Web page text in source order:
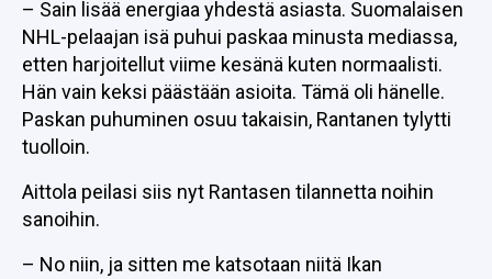
– Sain lisää energiaa yhdestä asiasta. Suomalaisen
NHL-pelaajan isä puhui paskaa minusta mediassa,
etten harjoitellut viime kesänä kuten normaalisti.
Hän vain keksi päästään asioita. Tämä oli hänelle.
Paskan puhuminen osuu takaisin, Rantanen tylytti
tuolloin.
Aittola peilasi siis nyt Rantasen tilannetta noihin
sanoihin.
– No niin, ja sitten me katsotaan niitä Ikan